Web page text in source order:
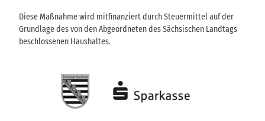
Diese Maßnahme wird mitfinanziert durch Steuermittel auf der
Grundlage des von den Abgeordneten des Sächsischen Landtags
beschlossenen Haushaltes.